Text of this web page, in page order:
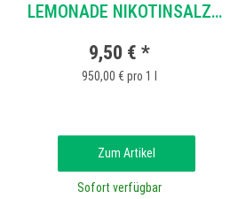
LEMONADE NIKOTINSALZ
9,50 € *
950,00 € pro 1 l
Zum Artikel
Sofort verfügbar